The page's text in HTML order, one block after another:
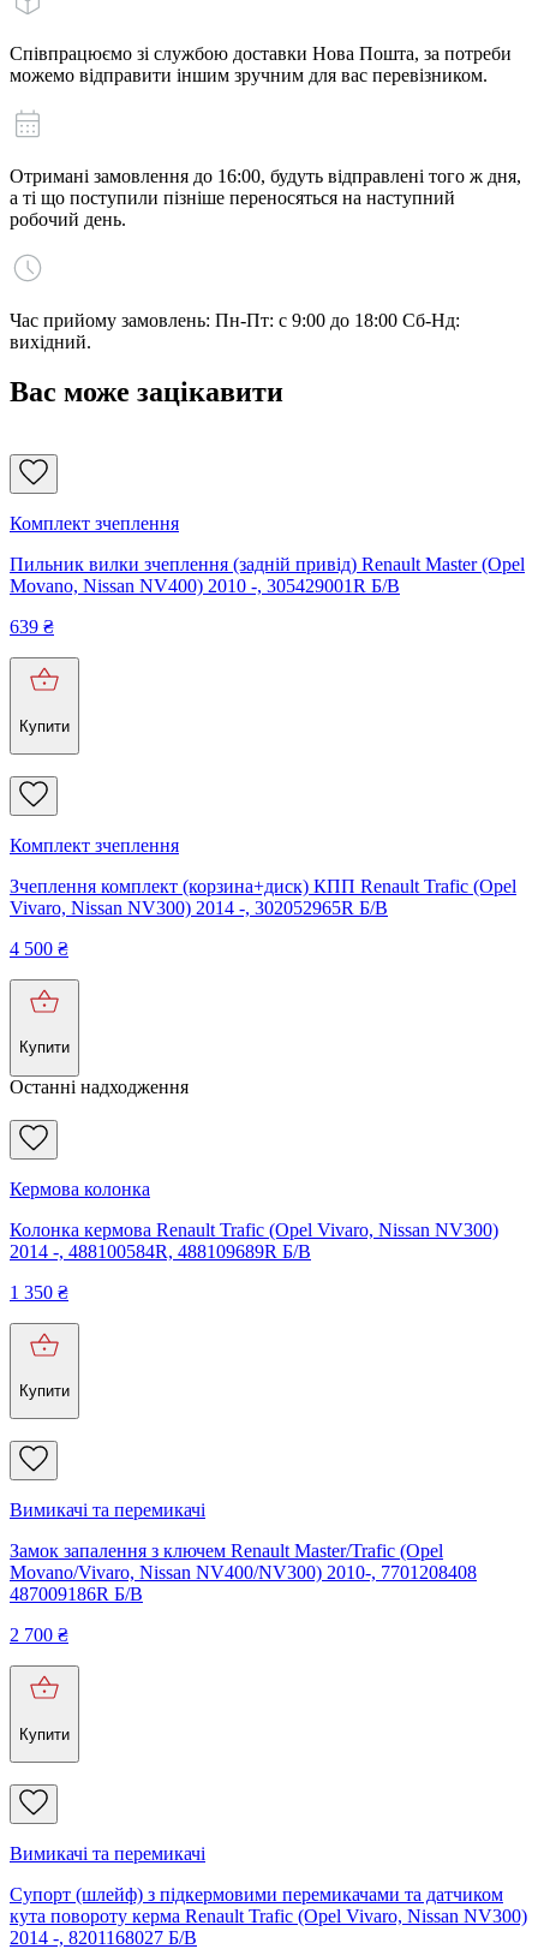
Співпрацюємо зі службою доставки Нова Пошта, за потреби
можемо відправити іншим зручним для вас перевізником.
Отримані замовлення до 16:00, будуть відправлені того ж дня,
а ті що поступили пізніше переносяться на наступний
робочий день.
Час прийому замовлень: Пн-Пт: с 9:00 до 18:00 Сб-Нд:
вихідний.
Вас може зацікавити
Комплект зчеплення
Пильник вилки зчеплення (задній привід) Renault Master (Opel
Movano, Nissan NV400) 2010 -, 305429001R Б/В
639 ₴
Купити
Комплект зчеплення
Зчеплення комплект (корзина+диск) КПП Renault Trafic (Opel
Vivaro, Nissan NV300) 2014 -, 302052965R Б/В
4 500 ₴
Купити
Останні надходження
Кермова колонка
Колонка кермова Renault Trafic (Opel Vivaro, Nissan NV300)
2014 -, 488100584R, 488109689R Б/В
1 350 ₴
Купити
Вимикачі та перемикачі
Замок запалення з ключем Renault Master/Trafic (Opel
Movano/Vivaro, Nissan NV400/NV300) 2010-, 7701208408
487009186R Б/В
2 700 ₴
Купити
Вимикачі та перемикачі
Супорт (шлейф) з підкермовими перемикачами та датчиком
кута повороту керма Renault Trafic (Opel Vivaro, Nissan NV300)
2014 -, 8201168027 Б/В